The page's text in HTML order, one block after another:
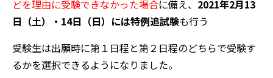
どを理由に受験できなかった場合に備え、 2021年2月13
日（土）・14日（日）には特例追試験も行う
受験生は出願時に第１日程と第２日程のどちらで受験す
るかを選択できるようになりました。